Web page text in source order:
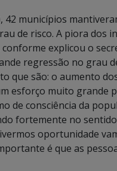
42 municípios
de risco. A piora dos
explicou o
regressão no grau
que são: o aumento
esforço muito grande
de consciência da
fortemente no
oportunidade
é que as